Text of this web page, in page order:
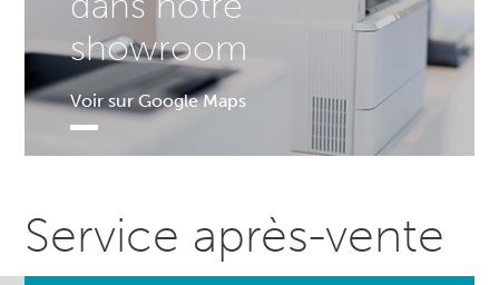
showroom
Voir sur Google Maps
Service après-vente